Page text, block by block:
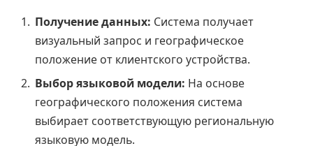
Получение данных: Система получает
визуальный запрос и географическое
положение от клиентского устройства.
Выбор языковой модели: На основе
географического положения система
выбирает соответствующую региональную
языковую модель.